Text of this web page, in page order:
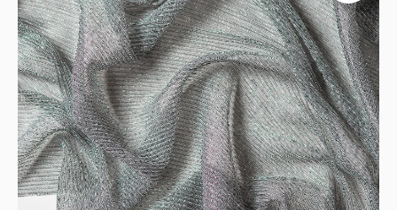
Г. Пятигорк, розничная точка на рынке
«Людмила», ул. Садовая 210, павильоны
34−37.
г.Пятигорск, рынок "Привокзальный",
Георгиевское шоссе 1км, оптовый склад
№9302
График работы и схема проезда
КАК СВЯЗАТЬСЯ